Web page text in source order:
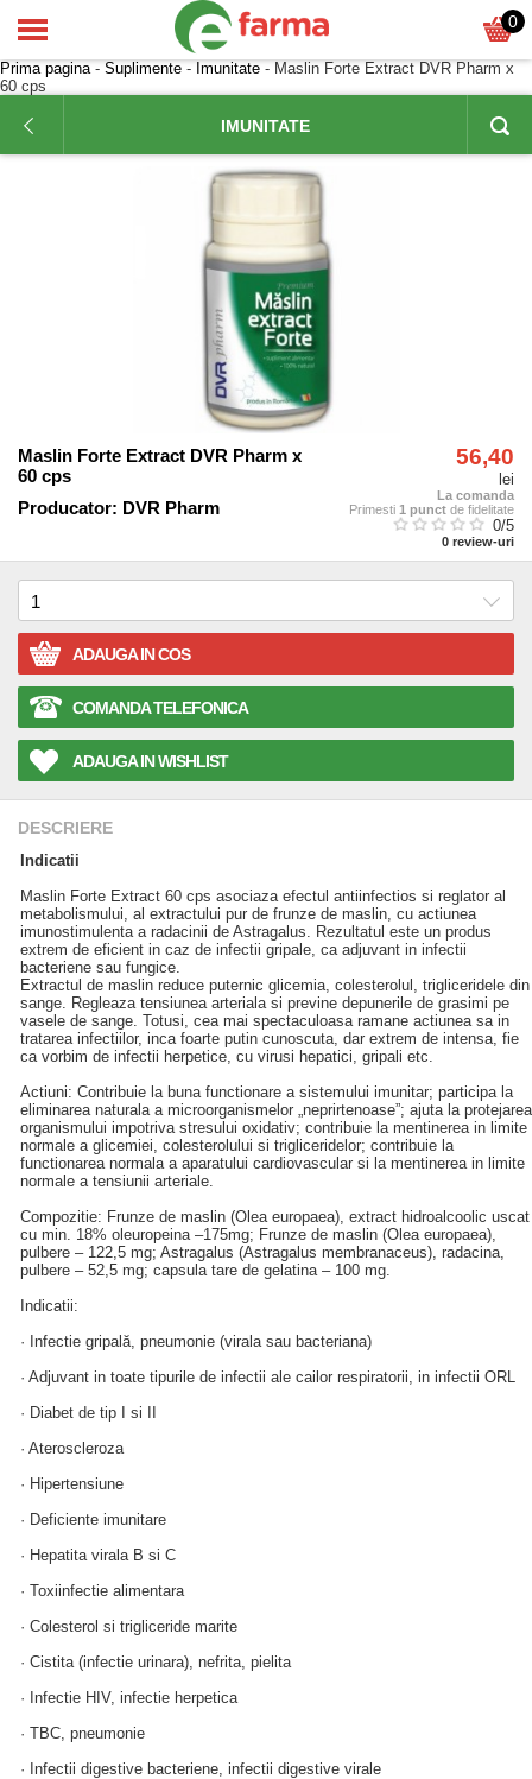
0
Prima pagina- Suplimente - Imunitate - Maslin Forte Extract DVR Pharm x
60 cps
IMUNITATE
Maslin Forte Extract DVR Pharm x
60 cps
Producator: DVR Pharm
56,40
lei
La comanda
Primesti 1 punct de fidelitate
0/5
0 review-uri
ADAUGA IN COS
COMANDA TELEFONICA
ADAUGA IN WISHLIST
DESCRIERE
Indicatii
Maslin Forte Extract 60 cps asociaza efectul antiinfectios si reglator al
metabolismului, al extractului pur de frunze de maslin, cu actiunea
imunostimulenta a radacinii de Astragalus. Rezultatul este un produs
extrem de eficient in caz de infectii gripale, ca adjuvant in infectii
bacteriene sau fungice.
Extractul de maslin reduce puternic glicemia, colesterolul, trigliceridele din
sange. Regleaza tensiunea arteriala si previne depunerile de grasimi pe
vasele de sange. Totusi, cea mai spectaculoasa ramane actiunea sa in
tratarea infectiilor, inca foarte putin cunoscuta, dar extrem de intensa, fie
ca vorbim de infectii herpetice, cu virusi hepatici, gripali etc.
Actiuni: Contribuie la buna functionare a sistemului imunitar; participa la
eliminarea naturala a microorganismelor „neprirtenoase”; ajuta la protejarea
organismului impotriva stresului oxidativ; contribuie la mentinerea in limite
normale a glicemiei, colesterolului si trigliceridelor; contribuie la
functionarea normala a aparatului cardiovascular si la mentinerea in limite
normale a tensiunii arteriale.
Compozitie: Frunze de maslin (Olea europaea), extract hidroalcoolic uscat
cu min. 18% oleuropeina –175mg; Frunze de maslin (Olea europaea),
pulbere – 122,5 mg; Astragalus (Astragalus membranaceus), radacina,
pulbere – 52,5 mg; capsula tare de gelatina – 100 mg.
Indicatii:
· Infectie gripală, pneumonie (virala sau bacteriana)
· Adjuvant in toate tipurile de infectii ale cailor respiratorii, in infectii ORL
· Diabet de tip I si II
· Ateroscleroza
· Hipertensiune
· Deficiente imunitare
· Hepatita virala B si C
· Toxiinfectie alimentara
· Colesterol si trigliceride marite
· Cistita (infectie urinara), nefrita, pielita
· Infectie HIV, infectie herpetica
· TBC, pneumonie
· Infectii digestive bacteriene, infectii digestive virale